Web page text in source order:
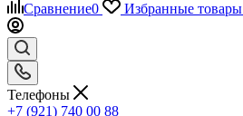
Сравнение0 Избранные товары
Телефоны
+7 (921) 740 00 88